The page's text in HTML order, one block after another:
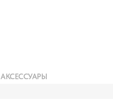
АКСЕССУАРЫ